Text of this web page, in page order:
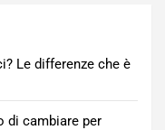
Le differenze che è
di cambiare per